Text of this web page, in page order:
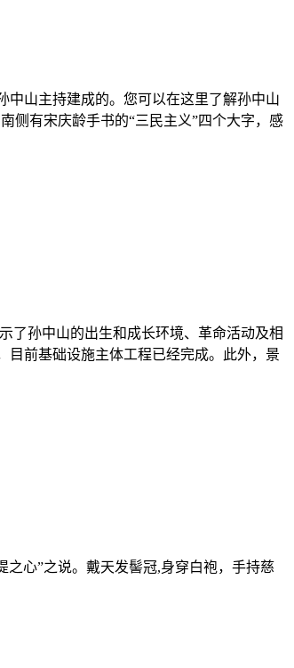
中山主持建成的。您可以在这里了解孙中山
侧有宋庆龄手书的“三民主义”四个大字，感
了孙中山的出生和成长环境、革命活动及相
目前基础设施主体工程已经完成。此外，景
心”之说。戴天发髻冠,身穿白袍，手持慈